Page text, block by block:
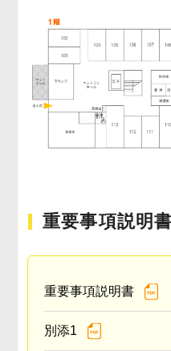
重要事項説明
重要事項説明書
別添1